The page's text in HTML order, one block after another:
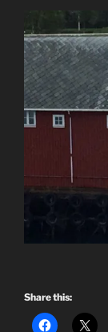
Share this: